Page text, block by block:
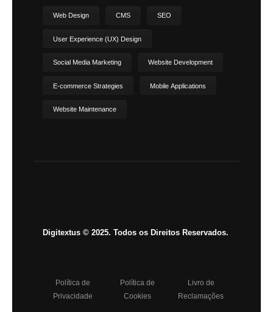
Web Design CMS SEO
User Experience (UX) Design
Social Media Marketing Website Development
E-commerce Strategies Mobile Applications
Website Maintenance
Digitextus © 2025. Todos os Direitos Reservados.
Política de
Privacidade
Política de
Cookies
Livro de
Reclamações